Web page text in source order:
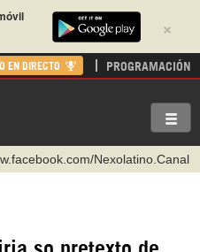
×
EN DIRECTO PROGRAMACIÓN
Nexolatino.Canal
hispantvcanal
so pretexto de